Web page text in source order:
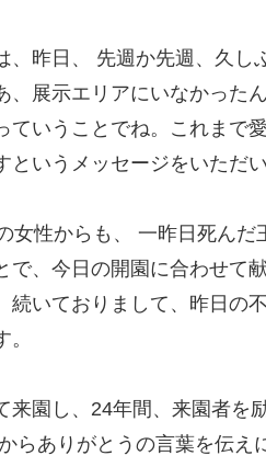
昨日、 先週か先週、久し
展示エリアにいなかった
ていうことでね。これまで
いうメッセージをいただい
女性からも、 一昨日死んだ
、今日の開園に合わせて
続いておりまして、昨日の
。
園し、24年間、来園者を
らありがとうの言葉を伝え